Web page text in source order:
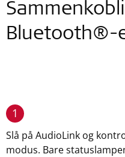
Bluetooth®-
1
Slå på AudioLink og
modus. Bare